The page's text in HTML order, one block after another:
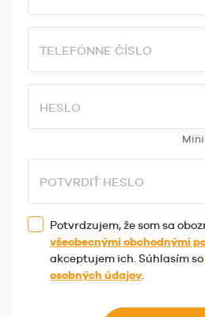
TELEFÓNNE ČÍSLO
HESLO
POTVRDIŤ HESLO
Potvrdzujem, že som sa
všeobecnými obchodnými
akceptujem ich. Súhlasím so
osobných údajov